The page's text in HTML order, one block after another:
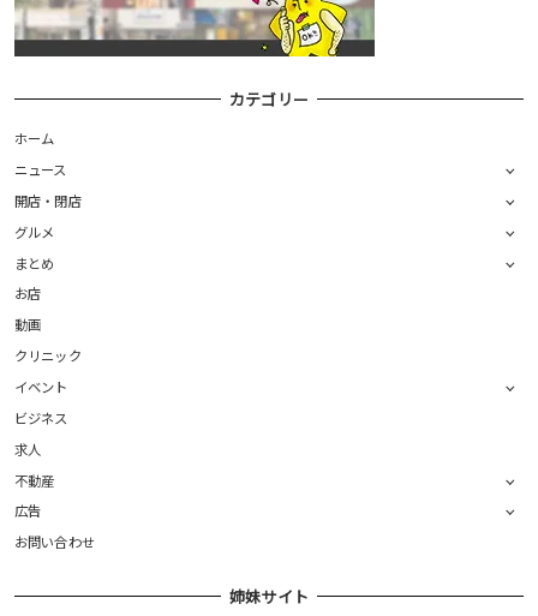
カテゴリー
ホーム
ニュース
開店・閉店
グルメ
まとめ
お店
動画
クリニック
イベント
ビジネス
求人
不動産
広告
お問い合わせ
姉妹サイト